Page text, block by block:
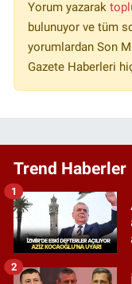
Yorum yazarak
bulunuyor ve tüm
yorumlardan Son
Gazete Haberleri
Trend Haberler
1
2